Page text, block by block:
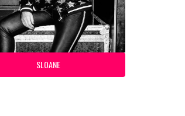
SLOANE